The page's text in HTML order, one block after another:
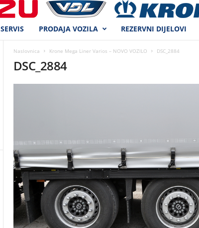
SERVIS PRODAJA VOZILA REZERVNI DIJELOVI
Naslovnica Krone Mega Liner Varios – NOVO VOZILO DSC_2884
DSC_2884